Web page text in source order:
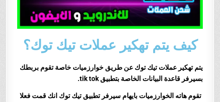
كيف يتم تهكير عملات تيك توك؟
يتم تهكير عملات تيك توك عن طريق خوارزميات خاصة تقوم بربطك
بسيرفر قاعدة البيانات الخاصة بتطبيق tik tok.
تقوم هاته الخوارزميات بايهام سيرفر تطبيق تيك توك انك قمت فعلا